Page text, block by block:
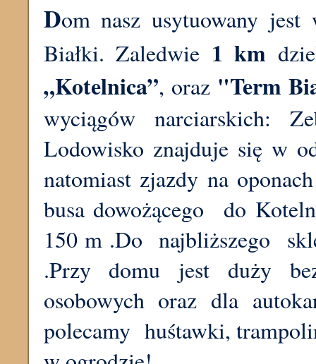
Dom nasz usytuowany
Białki. Zaledwie 1 km
„Kotelnica”, oraz "Term
wyciągów narciarskich:
Lodowisko znajduje się w
natomiast zjazdy na
busa dowożącego do
150 m .Do najbliższego
.Przy domu jest duży
osobowych oraz dla
polecamy huśtawki,